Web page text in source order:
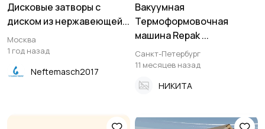
Дисковые затворы с
диском из нержавеющей...
Москва
1 год назад
Neftemasch2017
Вакуумная
Термоформовочная
машина Repak ...
Санкт-Петербург
11 месяцев назад
НИКИТА